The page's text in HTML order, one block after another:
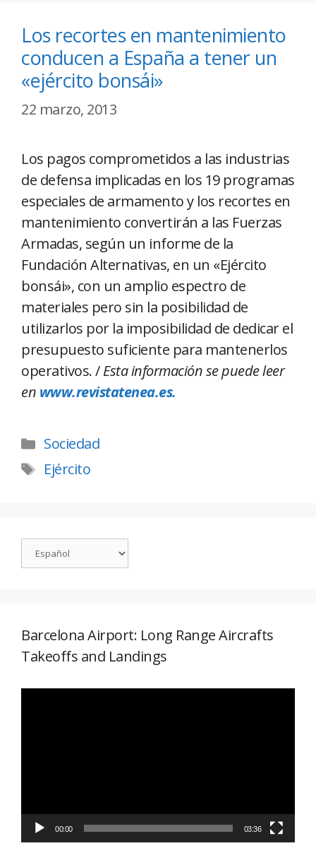
Los recortes en mantenimiento
conducen a España a tener un
«ejército bonsái»
22 marzo, 2013
Los pagos comprometidos a las industrias
de defensa implicadas en los 19 programas
especiales de armamento y los recortes en
mantenimiento convertirán a las Fuerzas
Armadas, según un informe de la
Fundación Alternativas, en un «Ejército
bonsái», con un amplio espectro de
materiales pero sin la posibilidad de
utilizarlos por la imposibilidad de dedicar el
presupuesto suficiente para mantenerlos
operativos. /Esta información se puede leer
en www.revistatenea.es.
Sociedad
Ejército
Barcelona Airport: Long Range Aircrafts
Takeoffs and Landings
00:00 03:36